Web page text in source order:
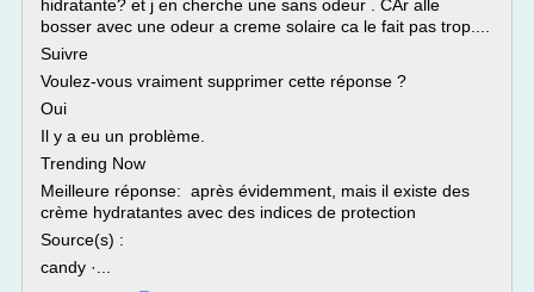
hidratante? et j en cherche une sans odeur . CAr alle
bosser avec une odeur a creme solaire ca le fait pas trop....
Suivre
Voulez-vous vraiment supprimer cette réponse ?
Oui
Il y a eu un problème.
Trending Now
Meilleure réponse: après évidemment, mais il existe des
crème hydratantes avec des indices de protection
Source(s) :
candy ·...